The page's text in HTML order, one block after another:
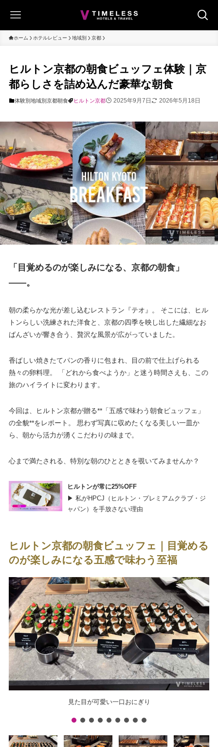
ホーム ホテルレビュー 地域別 京都
ヒルトン京都の朝食ビュッフェ体験｜京
都らしさを詰め込んだ豪華な朝食
体験別 地域別 京都朝食 ヒルトン京都 2025年9月7日 2026年5月18日
「目覚めるのが楽しみになる、京都の朝食」
――。
朝の柔らかな光が差し込むレストラン『テオ』。 そこには、ヒル
トンらしい洗練された洋食と、京都の四季を映し出した繊細なお
ばんざいが響き合う、贅沢な風景が広がっていました。
香ばしい焼きたてパンの香りに包まれ、目の前で仕上げられる
熱々の卵料理。 「どれから食べようか」と迷う時間さえも、この
旅のハイライトに変わります。
今回は、ヒルトン京都が贈る**「五感で味わう朝食ビュッフェ」
の全貌**をレポート。 思わず写真に収めたくなる美しい一皿か
ら、朝から活力が湧くこだわりの味まで。
心まで満たされる、特別な朝のひとときを覗いてみませんか？
ヒルトンが常に25%OFF
▶ 私がHPCJ（ヒルトン・プレミアムクラブ・ジ
ャパン）を手放さない理由
ヒルトン京都の朝食ビュッフェ｜目覚める
のが楽しみになる五感で味わう至福
見た目が可愛い一口おにぎり